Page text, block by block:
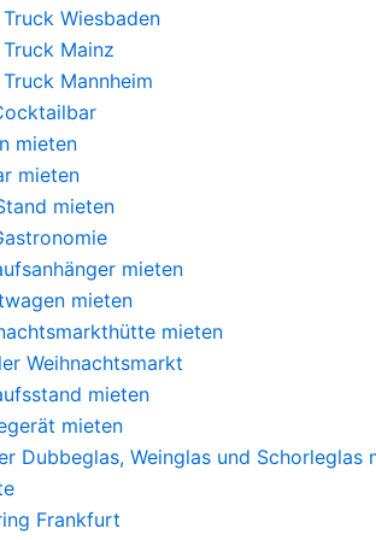
Wiesbaden
Mainz
Mannheim
mieten
mieten
mieten
mieten
mieten
mieten
Weihnachtsmarkt
mieten
mieten
Dubbeglas, Weinglas und Schorleglas
Frankfurt